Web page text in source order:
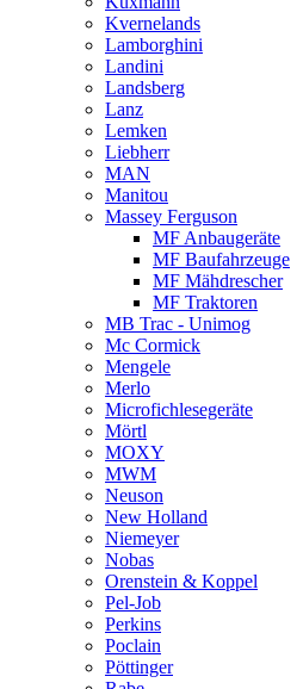
Kvernelands
Lamborghini
Landini
Landsberg
Lanz
Lemken
Liebherr
MAN
Manitou
Massey Ferguson
MF Anbaugeräte
MF Baufahrzeuge
MF Mähdrescher
MF Traktoren
MB Trac - Unimog
Mc Cormick
Mengele
Merlo
Microfichlesegeräte
Mörtl
MOXY
MWM
Neuson
New Holland
Niemeyer
Nobas
Orenstein & Koppel
Pel-Job
Perkins
Poclain
Pöttinger